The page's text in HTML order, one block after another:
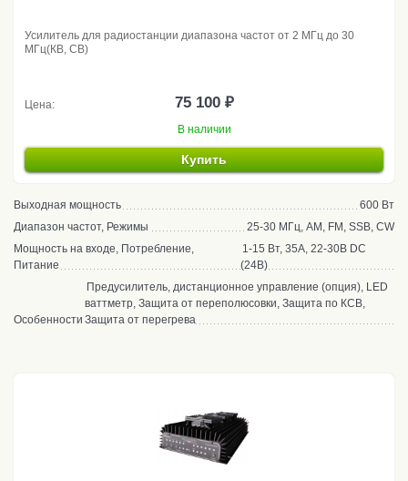
Усилитель для радиостанции диапазона частот от 2 МГц до 30
МГц(КВ, CB)
Цена: 75 100 ₽
В наличии
Купить
Выходная мощность
600 Вт
Диапазон частот, Режимы
25-30 МГц, AM, FM, SSB, CW
Мощность на входе, Потребление,
Питание
1-15 Вт, 35А, 22-30В DC
(24В)
Особенности
Предусилитель, дистанционное управление (опция), LED
ваттметр, Защита от переполюсовки, Защита по КСВ,
Защита от перегрева